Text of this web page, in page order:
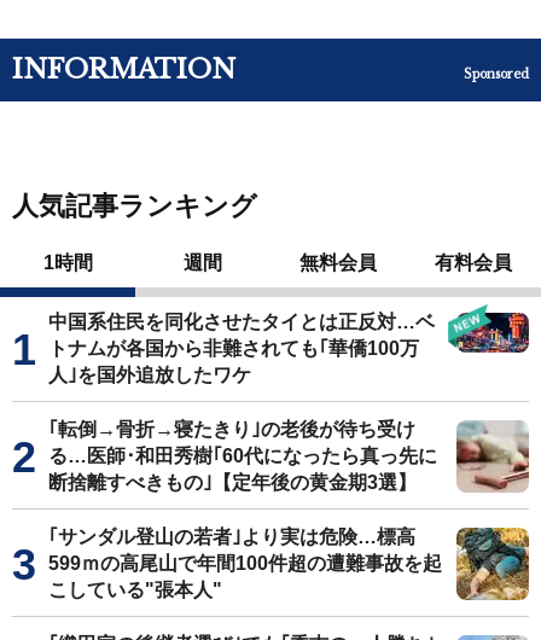
INFORMATION Sponsored
人気記事ランキング
1時間 週間 無料会員 有料会員
中国系住民を同化させたタイとは正反対…ベ
トナムが各国から非難されても｢華僑100万
人｣を国外追放したワケ
｢転倒→骨折→寝たきり｣の老後が待ち受け
る…医師･和田秀樹｢60代になったら真っ先に
断捨離すべきもの｣【定年後の黄金期3選】
｢サンダル登山の若者｣より実は危険…標高
599ｍの高尾山で年間100件超の遭難事故を起
こしている"張本人"